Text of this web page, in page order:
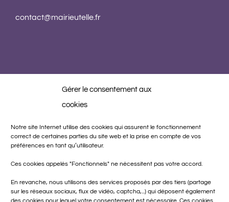
Gérer le consentement aux
cookies
Notre site Internet utilise des cookies qui assurent le fonctionnement
correct de certaines parties du site web et la prise en compte de vos
préférences en tant qu’utilisateur.
Ces cookies appelés "Fonctionnels" ne nécessitent pas votre accord.
En revanche, nous utilisons des services proposés par des tiers (partage
sur les réseaux sociaux, flux de vidéo, captcha,...) qui déposent également
contact@mairieutelle.fr
Réalisation